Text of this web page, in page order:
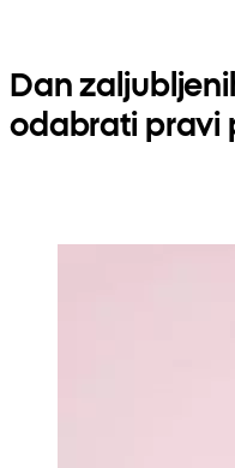
Dan
odabrati pravi